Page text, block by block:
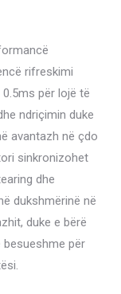
rifreskimi
për lojë të
ndriçimin duke
avantazh në çdo
sinkronizohet
dhe
dukshmërinë në
duke e bërë
besueshme për